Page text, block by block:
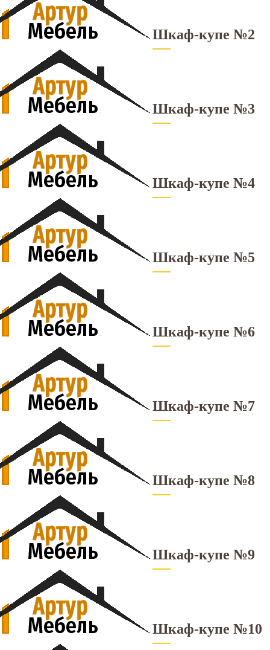
Шкаф-купе №2
Шкаф-купе №3
Шкаф-купе №4
Шкаф-купе №5
Шкаф-купе №6
Шкаф-купе №7
Шкаф-купе №8
Шкаф-купе №9
Шкаф-купе №10